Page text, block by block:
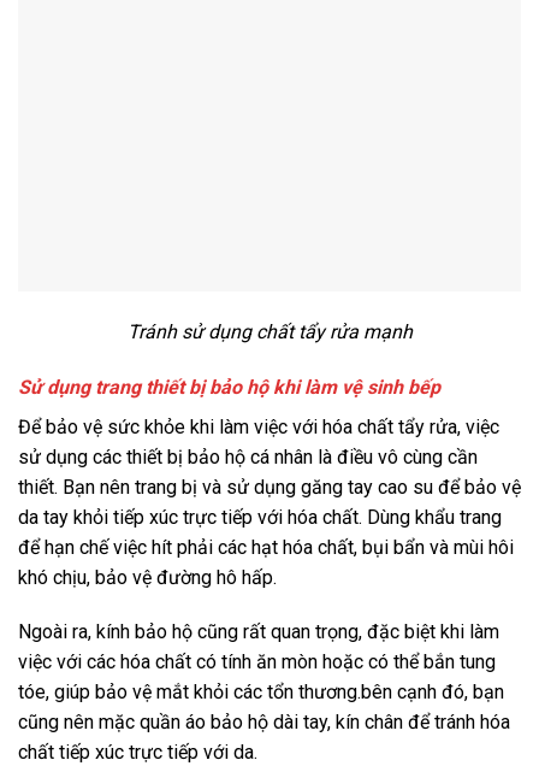
Tránh sử dụng chất tẩy rửa mạnh
Sử dụng trang thiết bị bảo hộ khi làm vệ sinh bếp
Để bảo vệ sức khỏe khi làm việc với hóa chất tẩy rửa, việc
sử dụng các thiết bị bảo hộ cá nhân là điều vô cùng cần
thiết. Bạn nên trang bị và sử dụng găng tay cao su để bảo vệ
da tay khỏi tiếp xúc trực tiếp với hóa chất. Dùng khẩu trang
để hạn chế việc hít phải các hạt hóa chất, bụi bẩn và mùi hôi
khó chịu, bảo vệ đường hô hấp.
Ngoài ra, kính bảo hộ cũng rất quan trọng, đặc biệt khi làm
việc với các hóa chất có tính ăn mòn hoặc có thể bắn tung
tóe, giúp bảo vệ mắt khỏi các tổn thương.bên cạnh đó, bạn
cũng nên mặc quần áo bảo hộ dài tay, kín chân để tránh hóa
chất tiếp xúc trực tiếp với da.